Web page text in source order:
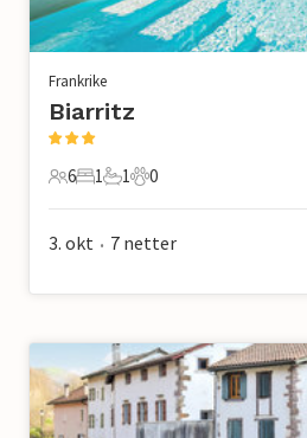
Frankrike
Biarritz
6 Gjester
6
1 Soverom
1
1 Bad
1
0 Kjæledyr
0
3. okt • 7 netter